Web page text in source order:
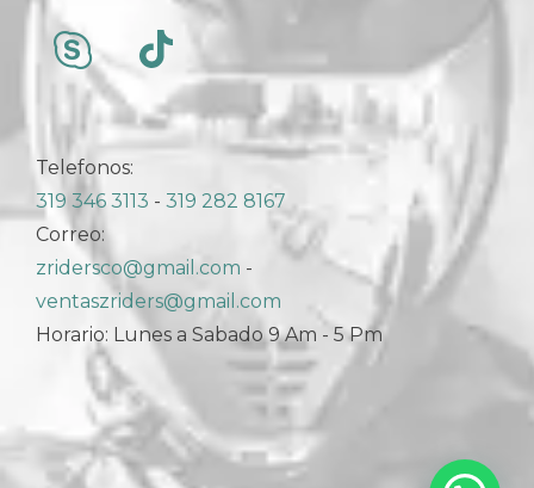
Telefonos:
319 346 3113 - 319 282 8167
Correo:
zridersco@gmail.com -
ventaszriders@gmail.com
Horario: Lunes a Sabado 9 Am - 5 Pm